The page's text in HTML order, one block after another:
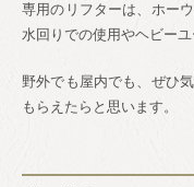
専用のリフターは、ホー
水回りでの使用やヘビー
野外でも屋内でも、ぜひ
もらえたらと思います。